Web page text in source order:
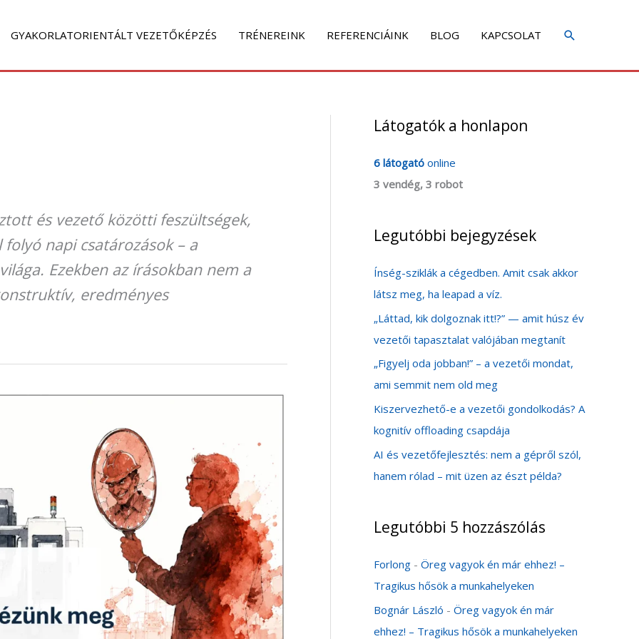
GYAKORLATORIENTÁLT VEZETŐKÉPZÉS TRÉNEREINK REFERENCIÁINK BLOG KAPCSOLAT
és vezető közötti feszültségek,
napi csatározások – a
Ezekben az írásokban nem a
eredményes
Látogatók a honlapon
6 látogató online
3 vendég, 3 robot
Legutóbbi bejegyzések
Ínség-sziklák a cégedben. Amit csak akkor
látsz meg, ha leapad a víz.
„Láttad, kik dolgoznak itt!?” — amit húsz év
vezetői tapasztalat valójában megtanít
„Figyelj oda jobban!” – a vezetői mondat,
ami semmit nem old meg
Kiszervezhető-e a vezetői gondolkodás? A
kognitív offloading csapdája
AI és vezetőfejlesztés: nem a gépről szól,
hanem rólad – mit üzen az észt példa?
Legutóbbi 5 hozzászólás
Forlong - Öreg vagyok én már ehhez! –
Tragikus hősök a munkahelyeken
Bognár László - Öreg vagyok én már
ehhez! – Tragikus hősök a munkahelyeken
A
c
h
v
m